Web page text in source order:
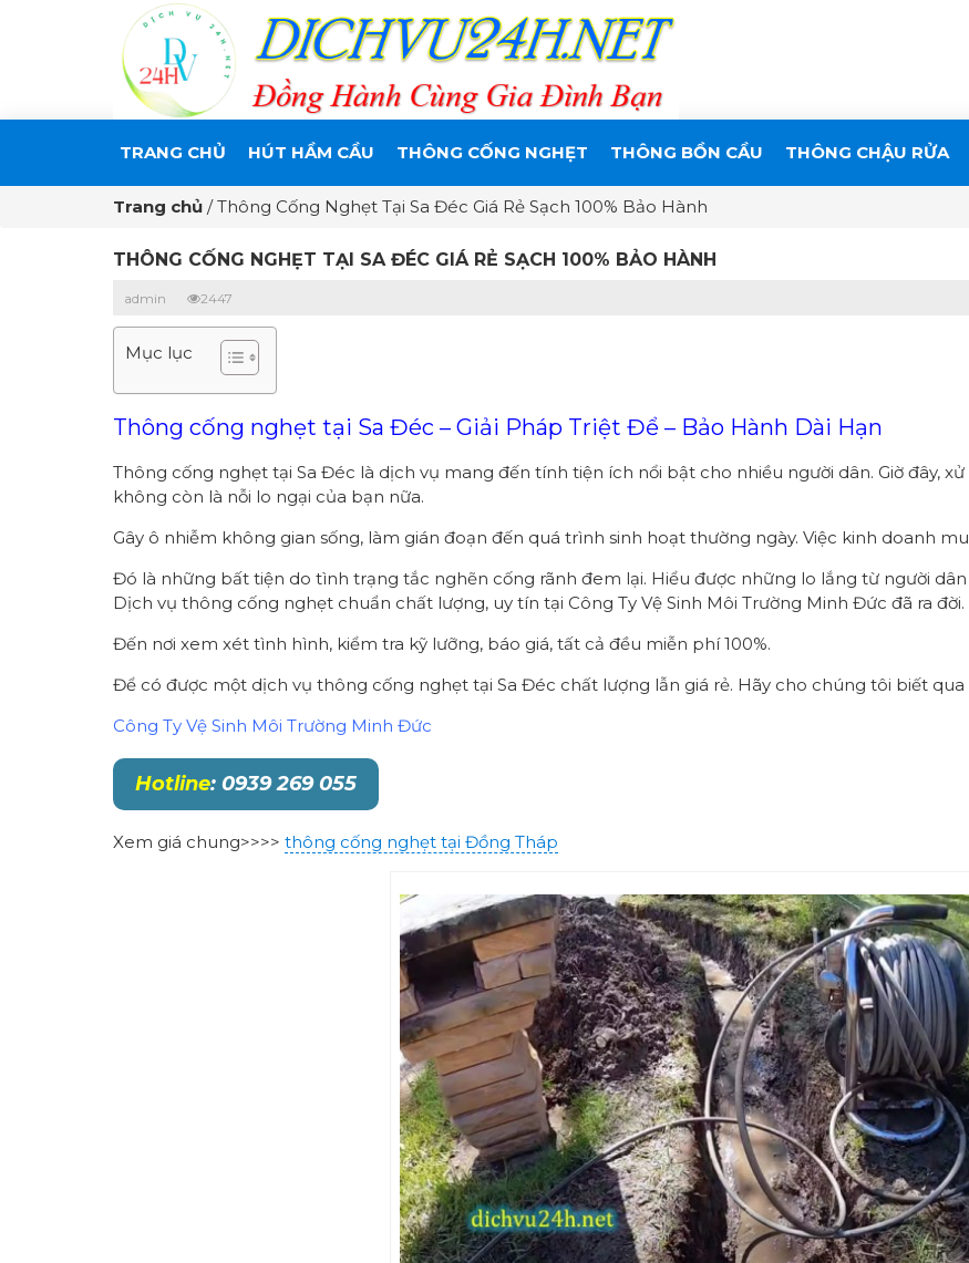
TRANG CHỦ HÚT HẦM CẦU THÔNG CỐNG NGHẸT THÔNG BỒN CẦU THÔNG CHẬU RỬA
Trang chủ /Thông Cống Nghẹt Tại Sa Đéc Giá Rẻ Sạch 100% Bảo Hành
THÔNG CỐNG NGHẸT TẠI SA ĐÉC GIÁ RẺ SẠCH 100% BẢO HÀNH
admin 2447
Mục lục
Thông cống nghẹt tại Sa Đéc – Giải Pháp Triệt Để – Bảo Hành Dài Hạn
Thông cống nghẹt tại Sa Đéc là dịch vụ mang đến tính tiện ích nổi bật cho nhiều người dân. Giờ đây,
không còn là nỗi lo ngại của bạn nữa.
Gây ô nhiễm không gian sống, làm gián đoạn đến quá trình sinh hoạt thường ngày. Việc kinh doanh
Đó là những bất tiện do tình trạng tắc nghẽn cống rãnh đem lại. Hiểu được những lo lắng từ người
Dịch vụ thông cống nghẹt chuẩn chất lượng, uy tín tại Công Ty Vệ Sinh Môi Trường Minh Đức đã ra đời.
Đến nơi xem xét tình hình, kiểm tra kỹ lưỡng, báo giá, tất cả đều miễn phí 100%.
Để có được một dịch vụ thông cống nghẹt tại Sa Đéc chất lượng lẫn giá rẻ. Hãy cho chúng tôi biết qua
Công Ty Vệ Sinh Môi Trường Minh Đức
Hotline: 0939 269 055
Xem giá chung>>>> thông cống nghẹt tại Đồng Tháp